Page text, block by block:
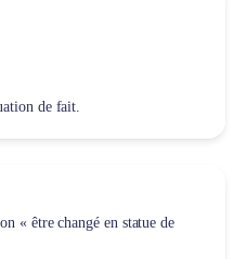
de fait.
« être changé en statue de